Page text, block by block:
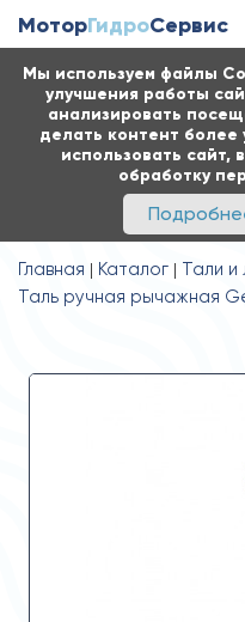
Мы используем файлы
улучшения работы
анализировать
делать контент
использовать сайт,
обработку
МоторГидроСервис
Главная Каталог
Тали и
Таль ручная рычажная